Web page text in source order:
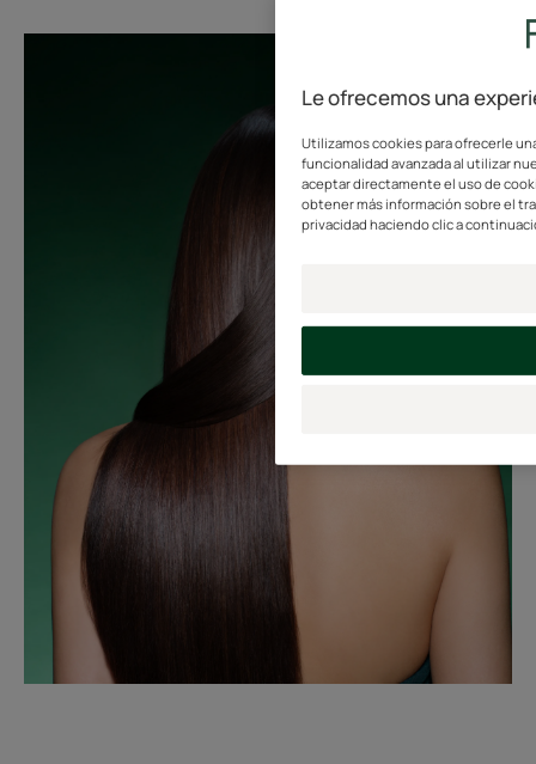
Le ofrecemos una
Utilizamos cookies para ofrecerle
funcionalidad avanzada al utilizar
aceptar directamente el uso de
obtener más información sobre el
privacidad haciendo clic a